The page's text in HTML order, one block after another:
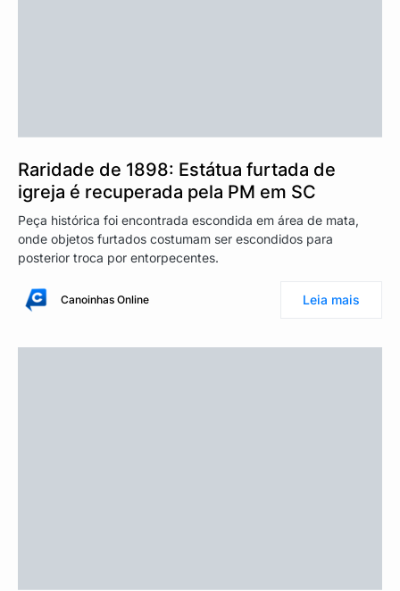
Raridade de 1898: Estátua furtada de
igreja é recuperada pela PM em SC
Peça histórica foi encontrada escondida em área de mata,
onde objetos furtados costumam ser escondidos para
posterior troca por entorpecentes.
Canoinhas Online Leia mais